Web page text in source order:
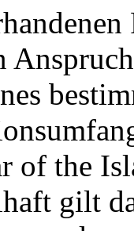
of the
gilt